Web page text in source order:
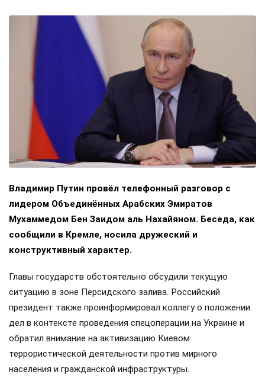
Владимир Путин провёл телефонный разговор с
лидером Объединённых Арабских Эмиратов
Мухаммедом Бен Заидом аль Нахайяном. Беседа, как
сообщили в Кремле, носила дружеский и
конструктивный характер.
Главы государств обстоятельно обсудили текущую
ситуацию в зоне Персидского залива. Российский
президент также проинформировал коллегу о положении
дел в контексте проведения спецоперации на Украине и
обратил внимание на активизацию Киевом
террористической деятельности против мирного
населения и гражданской инфраструктуры.